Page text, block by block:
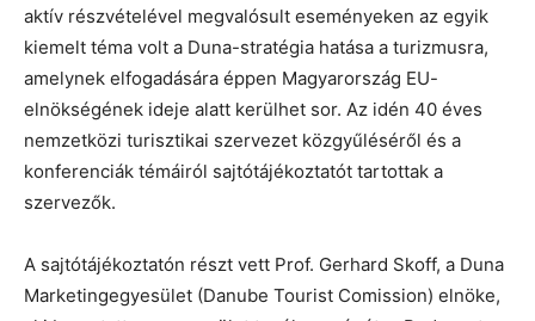
aktív részvételével megvalósult eseményeken az egyik
kiemelt téma volt a Duna-stratégia hatása a turizmusra,
amelynek elfogadására éppen Magyarország EU-
elnökségének ideje alatt kerülhet sor. Az idén 40 éves
nemzetközi turisztikai szervezet közgyűléséről és a
konferenciák témáiról sajtótájékoztatót tartottak a
szervezők.
A sajtótájékoztatón részt vett Prof. Gerhard Skoff, a Duna
Marketingegyesület (Danube Tourist Comission) elnöke,